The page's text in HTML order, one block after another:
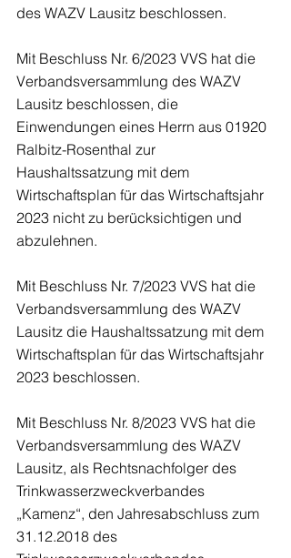
des WAZV Lausitz beschlossen.
Mit Beschluss Nr. 6/2023 VVS hat die
Verbandsversammlung des WAZV
Lausitz beschlossen, die
Einwendungen eines Herrn aus 01920
Ralbitz-Rosenthal zur
Haushaltssatzung mit dem
Wirtschaftsplan für das Wirtschaftsjahr
2023 nicht zu berücksichtigen und
abzulehnen.
Mit Beschluss Nr. 7/2023 VVS hat die
Verbandsversammlung des WAZV
Lausitz die Haushaltssatzung mit dem
Wirtschaftsplan für das Wirtschaftsjahr
2023 beschlossen.
Mit Beschluss Nr. 8/2023 VVS hat die
Verbandsversammlung des WAZV
Lausitz, als Rechtsnachfolger des
Trinkwasserzweckverbandes
„Kamenz“, den Jahresabschluss zum
31.12.2018 des